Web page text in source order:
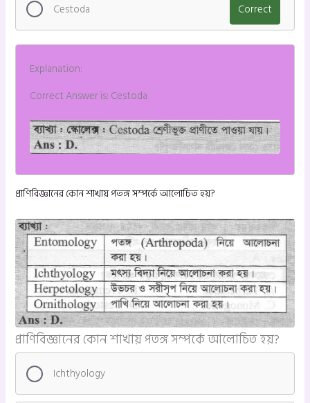
Cestoda Correct
Explanation:
Correct Answer is: Cestoda
প্রাণিবিজ্ঞানের কোন শাখায় পতঙ্গ সম্পর্কে আলোচিত হয়?
প্রাণিবিজ্ঞানের কোন শাখায় পতঙ্গ সম্পর্কে আলোচিত হয়?
Ichthyology